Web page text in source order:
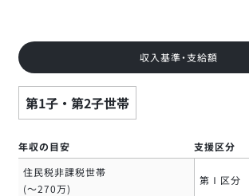
収入基準・支給額
第1子・第2子世帯
年収の目安 支援区分
住民税非課税世帯
(～270万)
第Ⅰ区分